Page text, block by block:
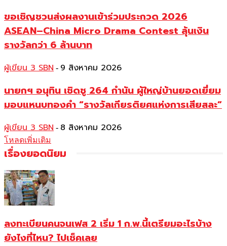
ขอเชิญชวนส่งผลงานเข้าร่วมประกวด 2026
ASEAN–China Micro Drama Contest ลุ้นเงิน
รางวัลกว่า 6 ล้านบาท
ผู้เขียน 3 SBN - 9 สิงหาคม 2026
นายกฯ อนุทิน เชิดชู 264 กำนัน ผู้ใหญ่บ้านยอดเยี่ยม
มอบแหนบทองคำ “รางวัลเกียรติยศแห่งการเสียสละ”
ผู้เขียน 3 SBN - 8 สิงหาคม 2026
โหลดเพิ่มเติม
เรื่องยอดนิยม
ลงทะเบียนคนจนเฟส 2 เริ่ม 1 ก.พ.นี้เตรียมอะไรบ้าง
ยังไงที่ไหน? ไปเช็คเลย